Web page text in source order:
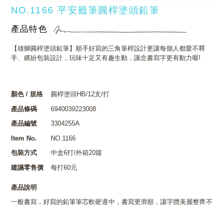
NO.1166 平安籤筆圓桿塗頭鉛筆
產品特色
【雄獅圓桿塗頭鉛筆】順手好寫的三角筆桿設計更讓每個人都愛不釋
手、繽紛包裝設計，玩味十足又有趣生動，讓念書寫字更有動力喔!
顏色 / 規格
圓桿塗頭HB/12支/打
產品條碼
6940039223008
產品編號
3304255A
Item No.
NO.1166
包裝方式
中盒6打/外箱20籮
建議零售價
每打60元
產品說明
一般書寫，好寫的鉛筆筆芯軟硬適中，書寫更滑順，讓字體美麗整齊不